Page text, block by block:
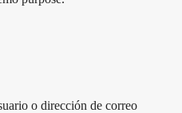
o dirección de correo